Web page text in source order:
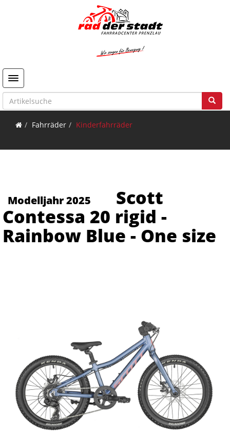
Toggle navigation
Fahrräder Kinderfahrräder
Modelljahr 2025
Scott
Contessa 20 rigid -
Rainbow Blue - One size